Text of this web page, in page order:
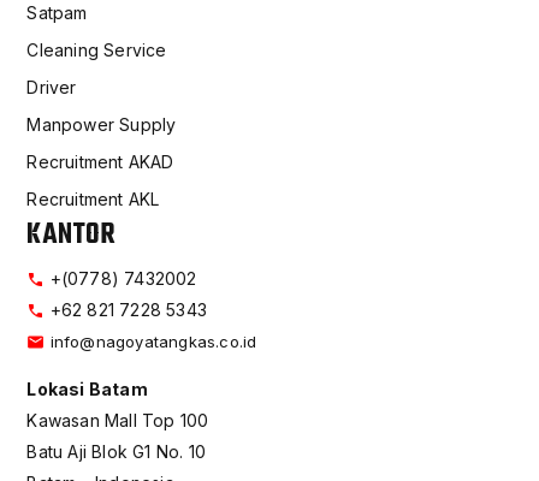
Satpam
Cleaning Service
Driver
Manpower Supply
Recruitment AKAD
Recruitment AKL
KANTOR
+(0778) 7432002
+62 821 7228 5343
info@nagoyatangkas.co.id
Lokasi Batam
Kawasan Mall Top 100
Batu Aji Blok G1 No. 10